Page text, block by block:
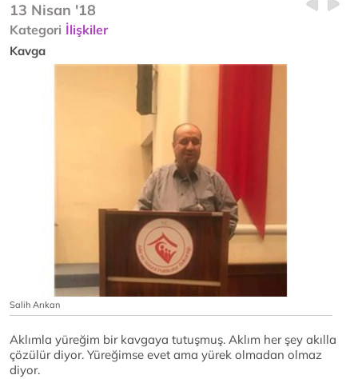
13 Nisan '18
Kategori İlişkiler
Kavga
Salih Arıkan
Aklımla yüreğim bir kavgaya tutuşmuş. Aklım her şey akılla
çözülür diyor. Yüreğimse evet ama yürek olmadan olmaz
diyor.